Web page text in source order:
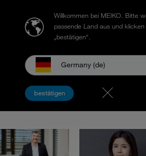
Willkommen bei MEIKO. Bitte
passende Land aus und klicken
„bestätigen“.
Germany (de)
bestätigen
MEIKO 98
98 年研发未来 - 您是如